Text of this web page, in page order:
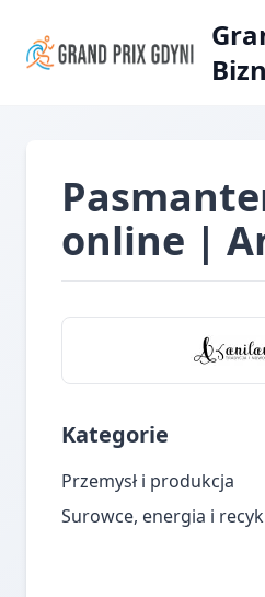
online |
Kategorie
Przemysł i produkcja
Surowce, energia i